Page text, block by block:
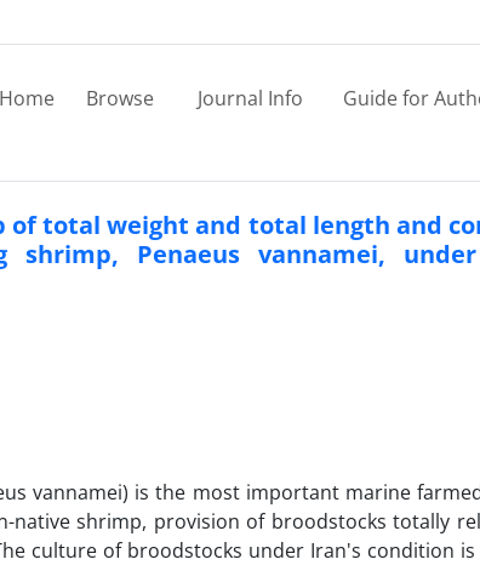
Home Browse Journal Info Guide for
total weight and total length and
Penaeus vannamei,
vannamei) is the most important marine
native shrimp, provision of broodstocks totally
culture of broodstocks under Iran's condition